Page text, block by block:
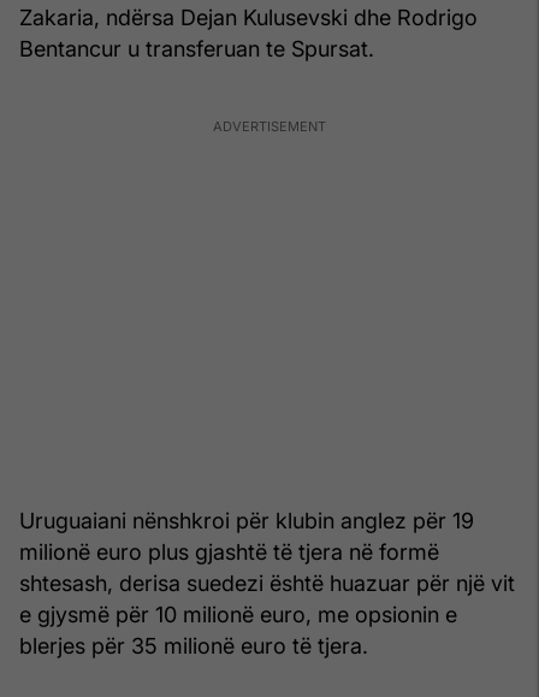
Zakaria, ndërsa Dejan Kulusevski dhe Rodrigo
Bentancur u transferuan te Spursat.
Uruguaiani nënshkroi për klubin anglez për 19
milionë euro plus gjashtë të tjera në formë
shtesash, derisa suedezi është huazuar për një vit
e gjysmë për 10 milionë euro, me opsionin e
blerjes për 35 milionë euro të tjera.